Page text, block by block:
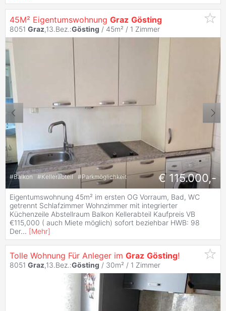
45M² Eigentumswohnung Graz Gösting
8051 Graz,13.Bez.:Gösting / 45m² / 1 Zimmer
#Balkon #Kellerabteil #Parkmöglichkeit € 115.000,-
Eigentumswohnung 45m² im ersten OG Vorraum, Bad, WC
getrennt Schlafzimmer Wohnzimmer mit integrierter
Küchenzeile Abstellraum Balkon Kellerabteil Kaufpreis VB
€115,000 ( auch Miete möglich) sofort beziehbar HWB: 98
Der... [Mehr]
Tolle Wohnung Für Anleger im Graz Gösting!
8051 Graz,13.Bez.:Gösting / 30m² / 1 Zimmer